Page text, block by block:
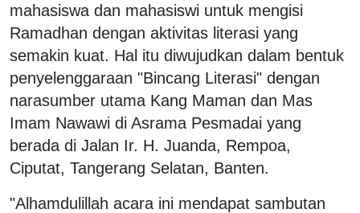
mahasiswa dan mahasiswi untuk mengisi
Ramadhan dengan aktivitas literasi yang
semakin kuat. Hal itu diwujudkan dalam bentuk
penyelenggaraan "Bincang Literasi" dengan
narasumber utama Kang Maman dan Mas
Imam Nawawi di Asrama Pesmadai yang
berada di Jalan Ir. H. Juanda, Rempoa,
Ciputat, Tangerang Selatan, Banten.
"Alhamdulillah acara ini mendapat sambutan